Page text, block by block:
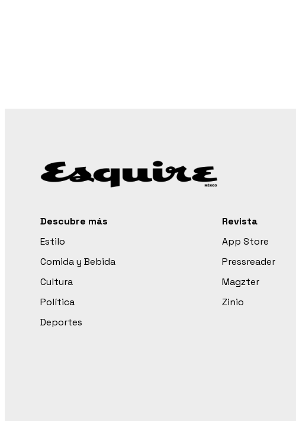
Descubre más
Estilo
Comida y Bebida
Cultura
Política
Deportes
Revista
App Store
Pressreader
Magzter
Zinio